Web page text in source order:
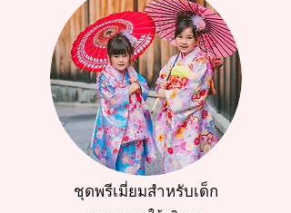
ชุดพรีเมี่ยมสำหรับเด็ก